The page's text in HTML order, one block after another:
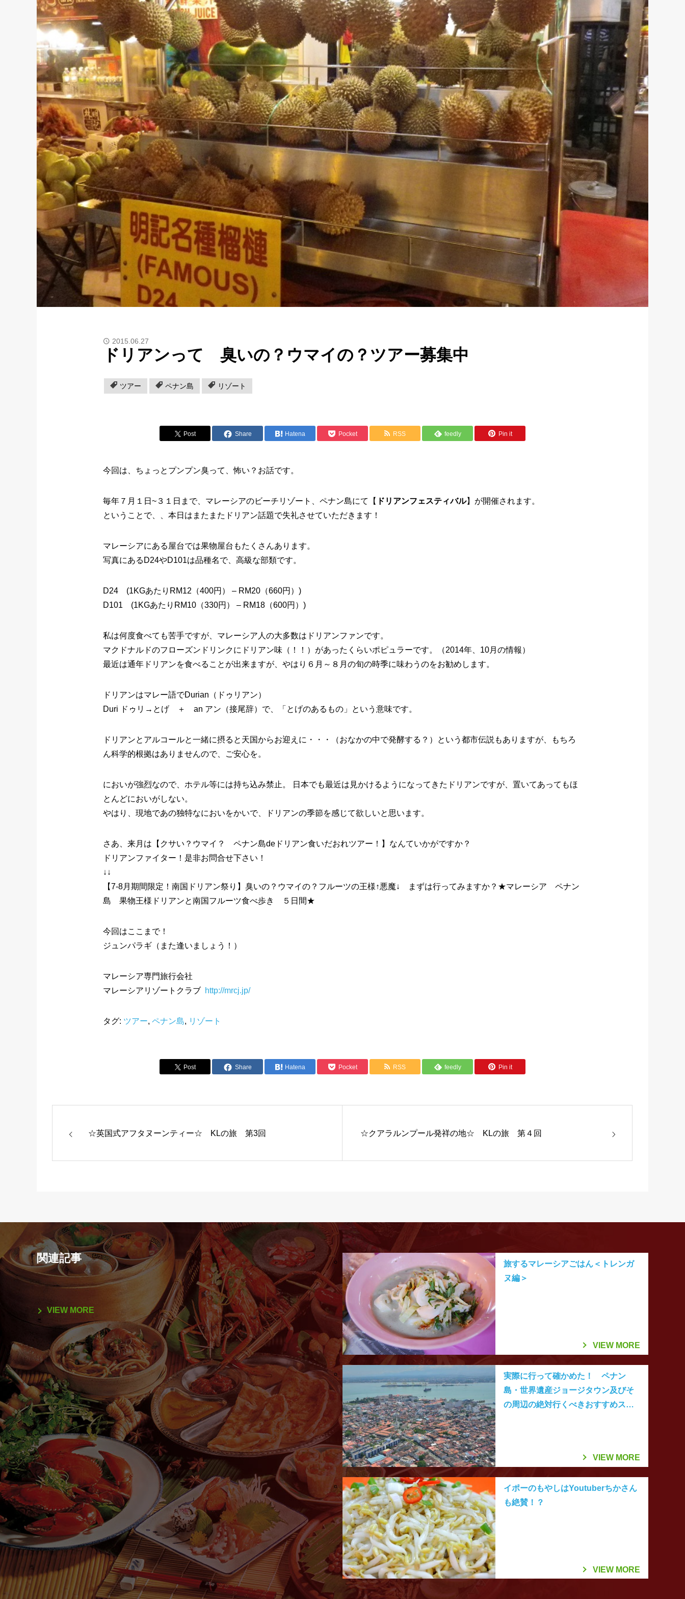
2015.06.27
ドリアンって 臭いの？ウマイの？ツアー募集中
ツアー ペナン島 リゾート
Post Share Hatena Pocket RSS feedly Pin it
今回は、ちょっとプンプン臭って、怖い？お話です。
毎年７月１日~３１日まで、マレーシアのビーチリゾート、ペナン島にて【 ドリアンフェスティバル】が開催されます。
ということで、、本日はまたまたドリアン話題で失礼させていただきます！
マレーシアにある屋台では果物屋台もたくさんあります。
写真にあるD24やD101は品種名で、高級な部類です。
D24 (1KGあたりRM12（400円） – RM20（660円）)
D101 (1KGあたりRM10（330円） – RM18（600円）)
私は何度食べても苦手ですが、マレーシア人の大多数はドリアンファンです。
マクドナルドのフローズンドリンクにドリアン味（！！）があったくらいポピュラーです。（2014年、10月の情報）
最近は通年ドリアンを食べることが出来ますが、やはり６月～８月の旬の時季に味わうのをお勧めします。
ドリアンはマレー語でDurian（ドゥリアン）
Duri ドゥリ→とげ ＋ an アン（接尾辞）で、「とげのあるもの」という意味です。
ドリアンとアルコールと一緒に摂ると天国からお迎えに・・・（おなかの中で発酵する？）という都市伝説もありますが、もちろ
ん科学的根拠はありませんので、ご安心を。
においが強烈なので、ホテル等には持ち込み禁止。 日本でも最近は見かけるようになってきたドリアンですが、置いてあってもほ
とんどにおいがしない。
やはり、現地であの独特なにおいをかいで、ドリアンの季節を感じて欲しいと思います。
さあ、来月は【クサい？ウマイ？ ペナン島deドリアン食いだおれツアー！】なんていかがですか？
ドリアンファイター！是非お問合せ下さい！
↓↓
【7-8月期間限定！南国ドリアン祭り】臭いの？ウマイの？フルーツの王様↑悪魔↓ まずは行ってみますか？★マレーシア ペナン
島 果物王様ドリアンと南国フルーツ食べ歩き ５日間★
今回はここまで！
ジュンパラギ（また逢いましょう！）
マレーシア専門旅行会社
マレーシアリゾートクラブ http://mrcj.jp/
タグ: ツアー, ペナン島, リゾート
Post Share Hatena Pocket RSS feedly Pin it
☆英国式アフタヌーンティー☆ KLの旅 第3回 ☆クアラルンプール発祥の地☆ KLの旅 第４回
関連記事
VIEW MORE
旅するマレーシアごはん＜トレンガ
ヌ編＞
VIEW MORE
実際に行って確かめた！ ペナン
島・世界遺産ジョージタウン及びそ
の周辺の絶対行くべきおすすめスポ
VIEW MORE
イポーのもやしはYoutuberちかさん
も絶賛！？
VIEW MORE